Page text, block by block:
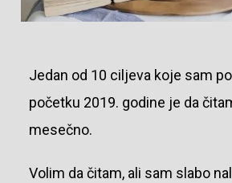
Jedan od 10 ciljeva koje sam
početku 2019. godine je da
mesečno.
Volim da čitam, ali sam slabo